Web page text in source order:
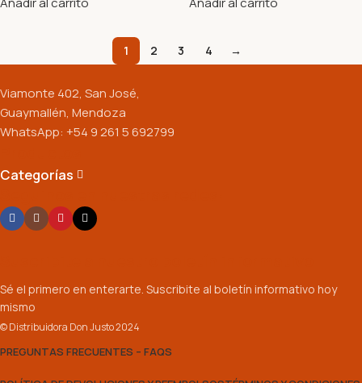
1 2 3 4 →
Viamonte 402, San José,
Guaymallén, Mendoza
WhatsApp: +54 9 261 5 692799
Categorías
Sé el primero en enterarte. Suscribite al boletín informativo hoy
mismo
© Distribuidora Don Justo 2024
PREGUNTAS FRECUENTES – FAQS